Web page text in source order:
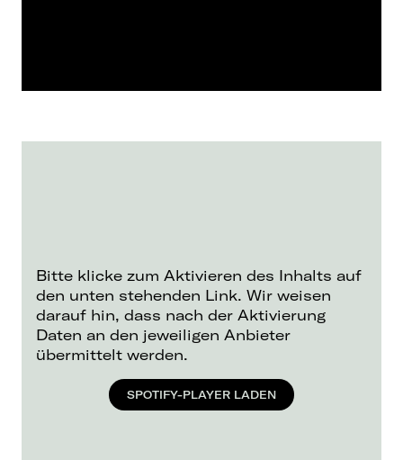
Bitte klicke zum Aktivieren des Inhalts auf
den unten stehenden Link. Wir weisen
darauf hin, dass nach der Aktivierung
Daten an den jeweiligen Anbieter
übermittelt werden.
SPOTIFY-PLAYER LADEN